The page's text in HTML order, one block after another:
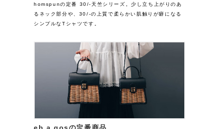
homspunの定番 30/-天竺シリーズ。少し立ち上がりのあ
るネック部分や、30/-の上質で柔らかい肌触りが癖になる
シンプルなTシャツです。